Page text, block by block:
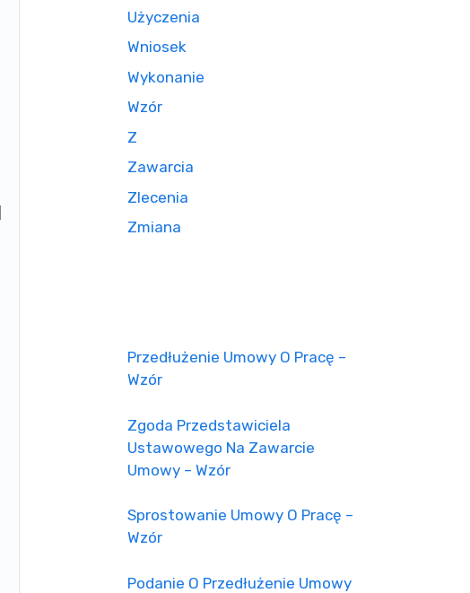
Użyczenia
Wniosek
Wykonanie
Wzór
Z
Zawarcia
Zlecenia
Zmiana
Przedłużenie Umowy O Pracę –
Wzór
Zgoda Przedstawiciela
Ustawowego Na Zawarcie
Umowy – Wzór
Sprostowanie Umowy O Pracę –
Wzór
Podanie O Przedłużenie Umowy